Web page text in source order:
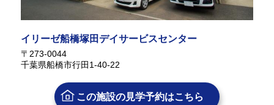
イリーゼ船橋塚田デイサービスセンター
〒273-0044
千葉県船橋市行田1-40-22
この施設の見学予約はこちら